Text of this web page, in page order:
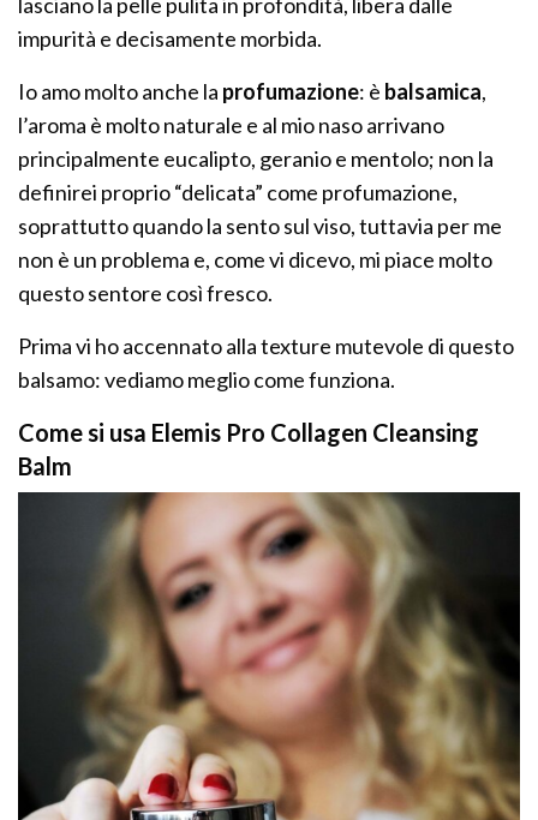
impurità e decisamente morbida.
Io amo molto anche la profumazione: è balsamica,
l’aroma è molto naturale e al mio naso arrivano
principalmente eucalipto, geranio e mentolo; non la
definirei proprio “delicata” come profumazione,
soprattutto quando la sento sul viso, tuttavia per me
non è un problema e, come vi dicevo, mi piace molto
questo sentore così fresco.
Prima vi ho accennato alla texture mutevole di questo
balsamo: vediamo meglio come funziona.
Come si usa Elemis Pro Collagen Cleansing
Balm